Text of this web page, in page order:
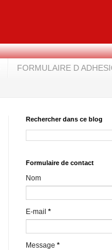
FORMULAIRE D
Rechercher dans ce blog
Formulaire de contact
Nom
E-mail *
Message *